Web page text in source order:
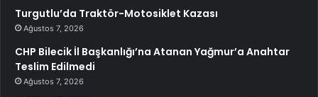
Turgutlu’da Traktör-Motosiklet Kazası
Ağustos 7, 2026
CHP Bilecik İl Başkanlığı’na Atanan Yağmur’a Anahtar
Teslim Edilmedi
Ağustos 7, 2026